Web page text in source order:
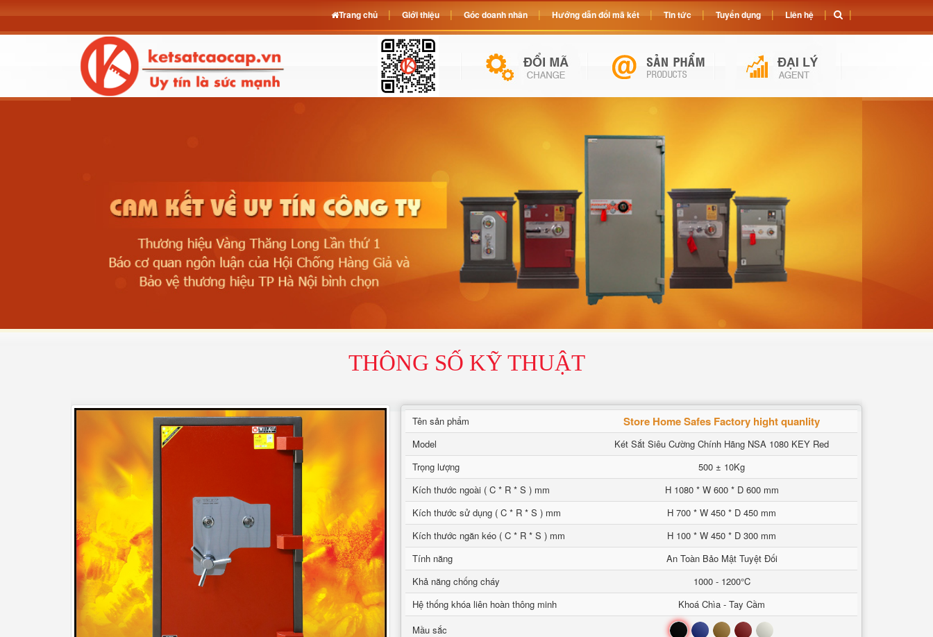
THÔNG SỐ KỸ THUẬT
Tên sản phẩm Store Home Safes Factory hight quanlity
Model
Két Sắt Siêu Cường Chính Hãng NSA 1080 KEY Red
Trọng lượng
500 ± 10Kg
Kích thước ngoài ( C * R * S ) mm
H 1080 * W 600 * D 600 mm
Kích thước sử dụng ( C * R * S ) mm
H 700 * W 450 * D 450 mm
Kích thước ngăn kéo ( C * R * S ) mm
H 100 * W 450 * D 300 mm
Tính năng
An Toàn Bảo Mật Tuyệt Đối
Khả năng chống cháy
1000 - 1200°C
Hệ thống khóa liên hoàn thông minh
Khoá Chìa - Tay Cầm
Mầu sắc
Đen Xanh Nâu Đỏ Trắng
Trang chủ Giới thiệu Góc doanh nhân Hướng dẫn đổi mã két Tin tức Tuyển dụng Liên hệ